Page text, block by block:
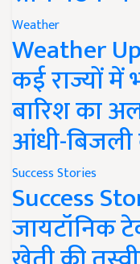
Weather
Weather
कई राज्यों में
बारिश का
आंधी-बिजली
Success Stories
Success
जायटॉनिक